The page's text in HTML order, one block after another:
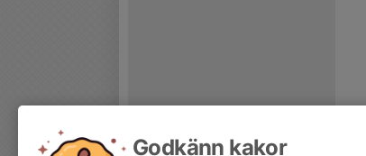
Godkänn kakor